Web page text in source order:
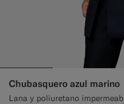
Chubasquero azul marino